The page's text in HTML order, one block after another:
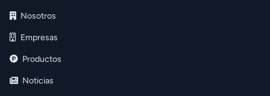
Nosotros
Empresas
Productos
Noticias